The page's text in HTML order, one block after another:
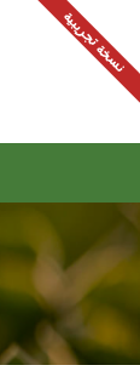
نسخة تجريبية